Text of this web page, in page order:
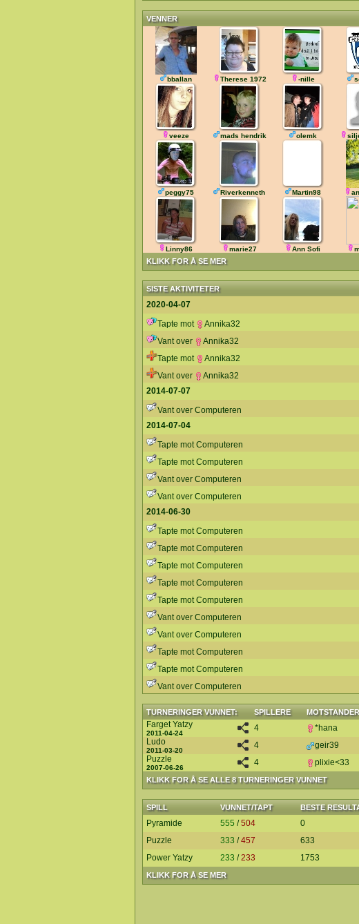
VENNER
KLIKK FOR Å SE MER
bballan Therese 1972 -nille
veeze mads hendrik olemk
peggy75 Riverkenneth Martin98
Linny86 marie27 Ann Sofi
SISTE AKTIVITETER
2020-04-07
Tapte mot
Annika32
Vant over
Annika32
Tapte mot
Annika32
Vant over
Annika32
2014-07-07
Vant over Computeren
2014-07-04
Tapte mot Computeren
Tapte mot Computeren
Vant over Computeren
Vant over Computeren
2014-06-30
Tapte mot Computeren
Tapte mot Computeren
Tapte mot Computeren
Tapte mot Computeren
Tapte mot Computeren
Vant over Computeren
Vant over Computeren
Tapte mot Computeren
Tapte mot Computeren
Vant over Computeren
TURNERINGER VUNNET: SPILLERE MOTSTANDER
KLIKK FOR Å SE ALLE 8 TURNERINGER VUNNET
Farget Yatzy
2011-04-24
4
*hana
Ludo
2011-03-20
4
geir39
Puzzle
2007-06-26
4 plixie<33
SPILL VUNNET/TAPT BESTE
KLIKK FOR Å SE MER
Pyramide 555 /504
0
Puzzle
333 /457
633
Power Yatzy
233 /233 1753